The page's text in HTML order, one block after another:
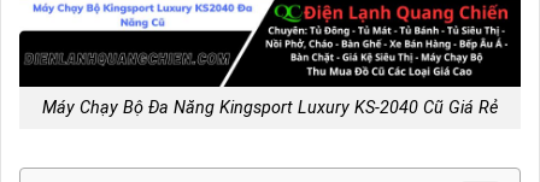
Máy Chạy Bộ Đa Năng Kingsport Luxury KS-2040 Cũ Giá Rẻ